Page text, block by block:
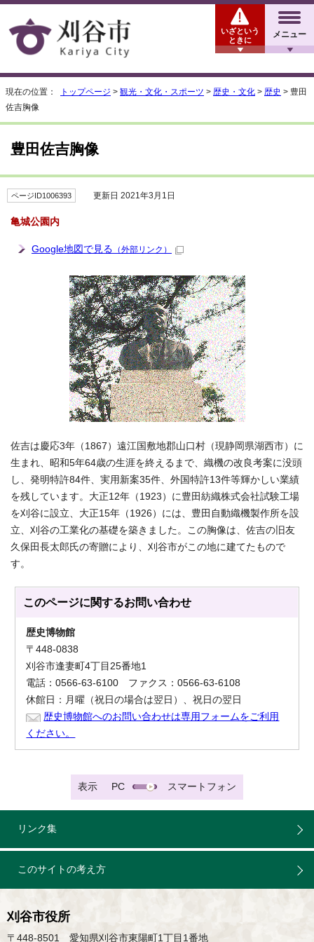
メニュー
いざという
ときに
現在の位置： トップページ > 観光・文化・スポーツ > 歴史・文化 > 歴史 > 豊田
佐吉胸像
豊田佐吉胸像
ページID1006393 更新日 2021年3月1日
亀城公園内
Google地図で見る （外部リンク）
佐吉は慶応3年（1867）遠江国敷地郡山口村（現静岡県湖西市）に
生まれ、昭和5年64歳の生涯を終えるまで、織機の改良考案に没頭
し、発明特許84件、実用新案35件、外国特許13件等輝かしい業績
を残しています。大正12年（1923）に豊田紡織株式会社試験工場
を刈谷に設立、大正15年（1926）には、豊田自動織機製作所を設
立、刈谷の工業化の基礎を築きました。この胸像は、佐吉の旧友
久保田長太郎氏の寄贈により、刈谷市がこの地に建てたもので
す。
このページに関するお問い合わせ
歴史博物館
〒448-0838
刈谷市逢妻町4丁目25番地1
電話：0566-63-6100 ファクス：0566-63-6108
休館日：月曜（祝日の場合は翌日）、祝日の翌日
歴史博物館へのお問い合わせは専用フォームをご利用
ください。
表示 PC スマートフォン
リンク集
このサイトの考え方
刈谷市役所
〒448-8501 愛知県刈谷市東陽町1丁目1番地